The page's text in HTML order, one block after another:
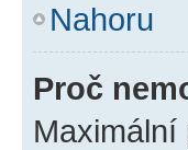
Nahoru
Proč